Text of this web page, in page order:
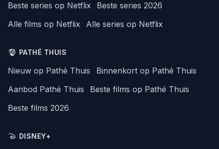
Beste series op Netflix
Beste series 2026
Alle films op Netflix
Alle series op Netflix
PATHÉ THUIS
Nieuw op Pathé Thuis
Binnenkort op Pathé Thuis
Aanbod Pathé Thuis
Beste films op Pathé Thuis
Beste films 2026
DISNEY+